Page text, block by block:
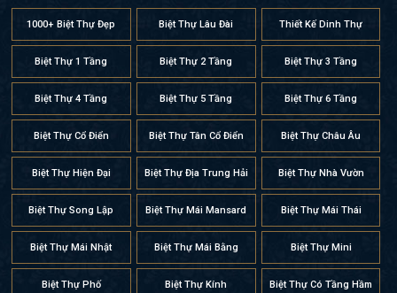
1000+ Biệt Thự Đẹp Biệt Thự Lâu Đài Thiết Kế Dinh Thự
Biệt Thự 1 Tầng Biệt Thự 2 Tầng Biệt Thự 3 Tầng
Biệt Thự 4 Tầng Biệt Thự 5 Tầng Biệt Thự 6 Tầng
Biệt Thự Cổ Điển Biệt Thự Tân Cổ Điển Biệt Thự Châu Âu
Biệt Thự Hiện Đại Biệt Thự Địa Trung Hải Biệt Thự Nhà Vườn
Biệt Thự Song Lập Biệt Thự Mái Mansard Biệt Thự Mái Thái
Biệt Thự Mái Nhật Biệt Thự Mái Bằng Biệt Thự Mini
Biệt Thự Phố Biệt Thự Kính Biệt Thự Có Tầng Hầm